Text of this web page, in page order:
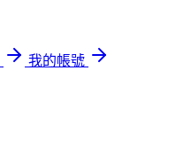
我的帳號